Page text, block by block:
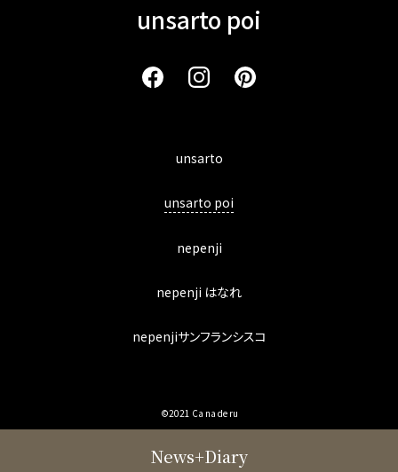
unsarto poi
unsarto
unsarto poi
nepenji
nepenji はなれ
nepenjiサンフランシスコ
©2021 Ca na de ru
News+Diary